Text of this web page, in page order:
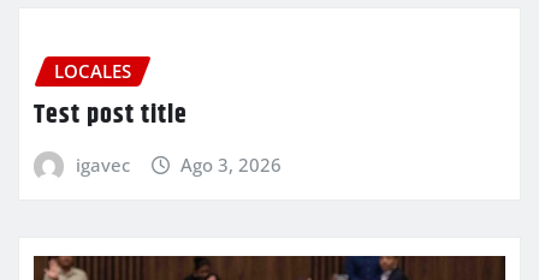
LOCALES
Test post title
igavec Ago 3, 2026